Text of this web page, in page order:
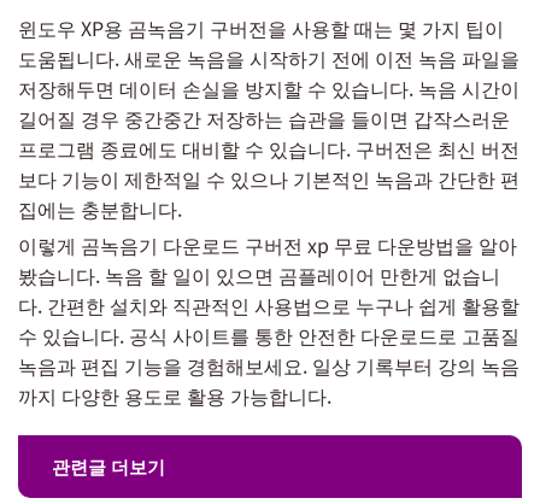
윈도우 XP용 곰녹음기 구버전을 사용할 때는 몇 가지 팁이
도움됩니다. 새로운 녹음을 시작하기 전에 이전 녹음 파일을
저장해두면 데이터 손실을 방지할 수 있습니다. 녹음 시간이
길어질 경우 중간중간 저장하는 습관을 들이면 갑작스러운
프로그램 종료에도 대비할 수 있습니다. 구버전은 최신 버전
보다 기능이 제한적일 수 있으나 기본적인 녹음과 간단한 편
집에는 충분합니다.
이렇게 곰녹음기 다운로드 구버전 xp 무료 다운방법을 알아
봤습니다. 녹음 할 일이 있으면 곰플레이어 만한게 없습니
다. 간편한 설치와 직관적인 사용법으로 누구나 쉽게 활용할
수 있습니다. 공식 사이트를 통한 안전한 다운로드로 고품질
녹음과 편집 기능을 경험해보세요. 일상 기록부터 강의 녹음
까지 다양한 용도로 활용 가능합니다.
관련글 더보기